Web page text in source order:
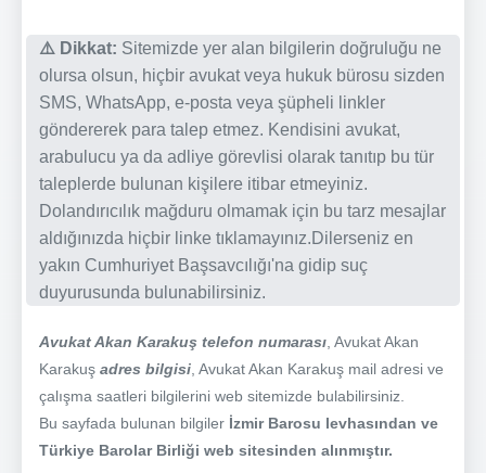
⚠️ Dikkat: Sitemizde yer alan bilgilerin doğruluğu ne
olursa olsun, hiçbir avukat veya hukuk bürosu sizden
SMS, WhatsApp, e-posta veya şüpheli linkler
göndererek para talep etmez. Kendisini avukat,
arabulucu ya da adliye görevlisi olarak tanıtıp bu tür
taleplerde bulunan kişilere itibar etmeyiniz.
Dolandırıcılık mağduru olmamak için bu tarz mesajlar
aldığınızda hiçbir linke tıklamayınız.Dilerseniz en
yakın Cumhuriyet Başsavcılığı'na gidip suç
duyurusunda bulunabilirsiniz.
Avukat Akan Karakuş telefon numarası , Avukat Akan
Karakuş adres bilgisi , Avukat Akan Karakuş mail adresi ve
çalışma saatleri bilgilerini web sitemizde bulabilirsiniz.
Bu sayfada bulunan bilgiler İzmir Barosu levhasından ve
Türkiye Barolar Birliği web sitesinden alınmıştır.